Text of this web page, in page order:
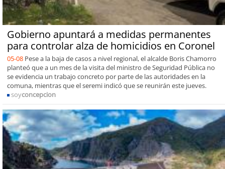
Gobierno apuntará a medidas permanentes
para controlar alza de homicidios en Coronel
05-08 Pese a la baja de casos a nivel regional, el alcalde Boris Chamorro
planteó que a un mes de la visita del ministro de Seguridad Pública no
se evidencia un trabajo concreto por parte de las autoridades en la
comuna, mientras que el seremi indicó que se reunirán este jueves.
soyconcepcion